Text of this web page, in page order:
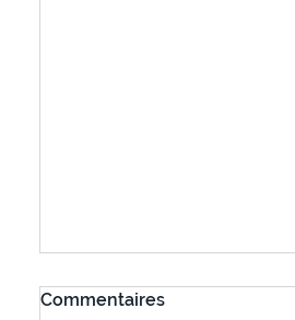
Commentaires